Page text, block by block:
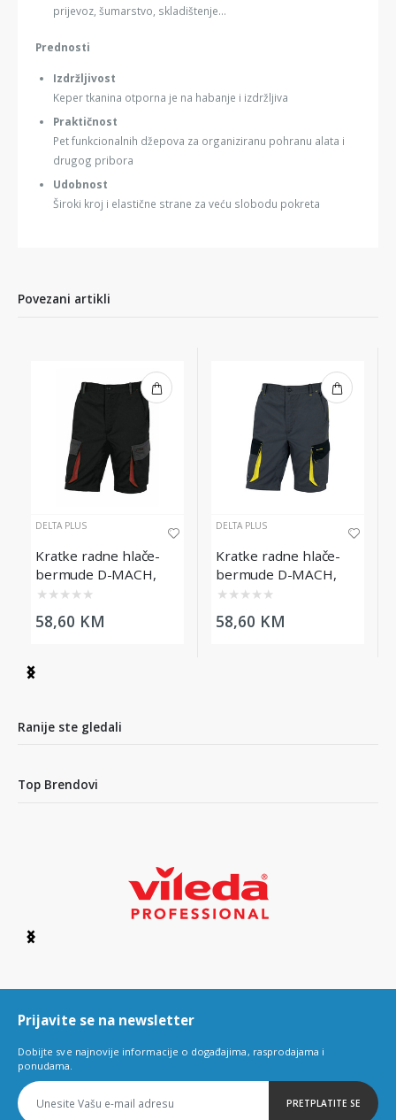
prijevoz, šumarstvo, skladištenje...
Prednosti
Izdržljivost
Keper tkanina otporna je na habanje i izdržljiva
Praktičnost
Pet funkcionalnih džepova za organiziranu pohranu alata i
drugog pribora
Udobnost
Široki kroj i elastične strane za veću slobodu pokreta
Povezani artikli
DELTA PLUS
Kratke radne hlače-
bermude D-MACH,
crno-crvene, veličina
XL
★ ★ ★ ★ ★
58,60 KM
DELTA PLUS
Kratke radne hlače-
bermude D-MACH,
sivo-žute, veličina XL
★ ★ ★ ★ ★
58,60 KM
Item
4
Ranije ste gledali
Top Brendovi
Item
6
Prijavite se na newsletter
Dobijte sve najnovije informacije o događajima, rasprodajama i
ponudama.
PRETPLATITE SE